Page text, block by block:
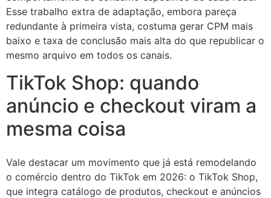
Esse trabalho extra de adaptação, embora pareça
redundante à primeira vista, costuma gerar CPM mais
baixo e taxa de conclusão mais alta do que republicar o
mesmo arquivo em todos os canais.
TikTok Shop: quando
anúncio e checkout viram a
mesma coisa
Vale destacar um movimento que já está remodelando
o comércio dentro do TikTok em 2026: o TikTok Shop,
que integra catálogo de produtos, checkout e anúncios